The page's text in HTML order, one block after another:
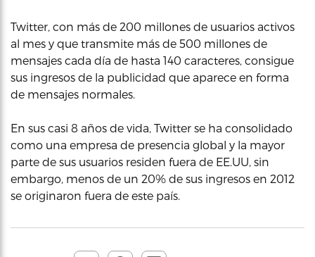
Twitter, con más de 200 millones de usuarios activos
al mes y que transmite más de 500 millones de
mensajes cada día de hasta 140 caracteres, consigue
sus ingresos de la publicidad que aparece en forma
de mensajes normales.
En sus casi 8 años de vida, Twitter se ha consolidado
como una empresa de presencia global y la mayor
parte de sus usuarios residen fuera de EE.UU, sin
embargo, menos de un 20% de sus ingresos en 2012
se originaron fuera de este país.